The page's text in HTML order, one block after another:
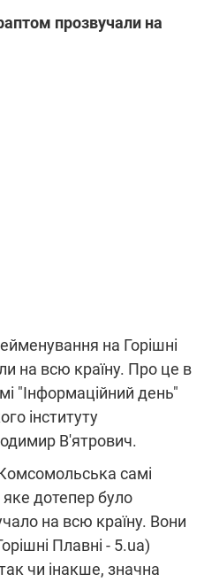
прозвучали на
на Горішні
на всю країну. Про це в
"Інформаційний день"
інституту
В'ятрович.
самі
яке дотепер було
на всю країну. Вони
Плавні - 5.ua)
чи інакше, значна